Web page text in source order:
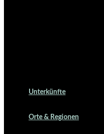
Unterkünfte
Orte & Regionen